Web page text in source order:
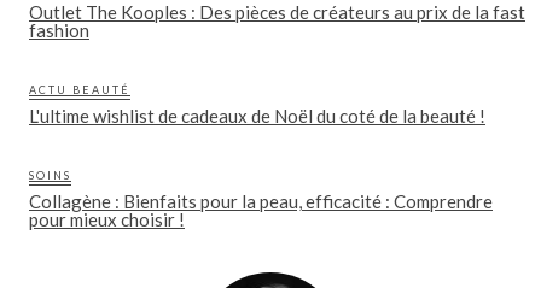
Outlet The Kooples : Des pièces de créateurs au prix de la fast
fashion
ACTU BEAUTÉ
L'ultime wishlist de cadeaux de Noël du coté de la beauté !
SOINS
Collagène : Bienfaits pour la peau, efficacité : Comprendre
pour mieux choisir !